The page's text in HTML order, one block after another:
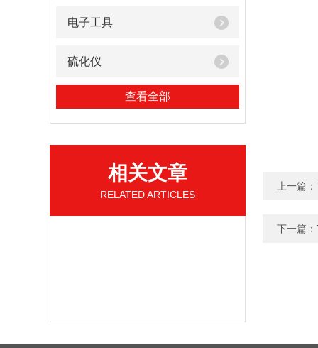
电子工具
硫化仪
查看全部
相关文章
RELATED ARTICLES
上一篇：
下一篇：